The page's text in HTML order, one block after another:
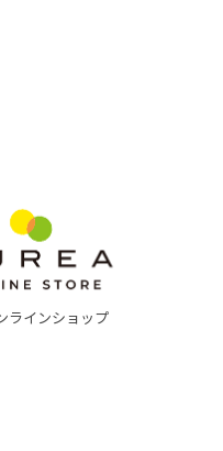
ラインショップ